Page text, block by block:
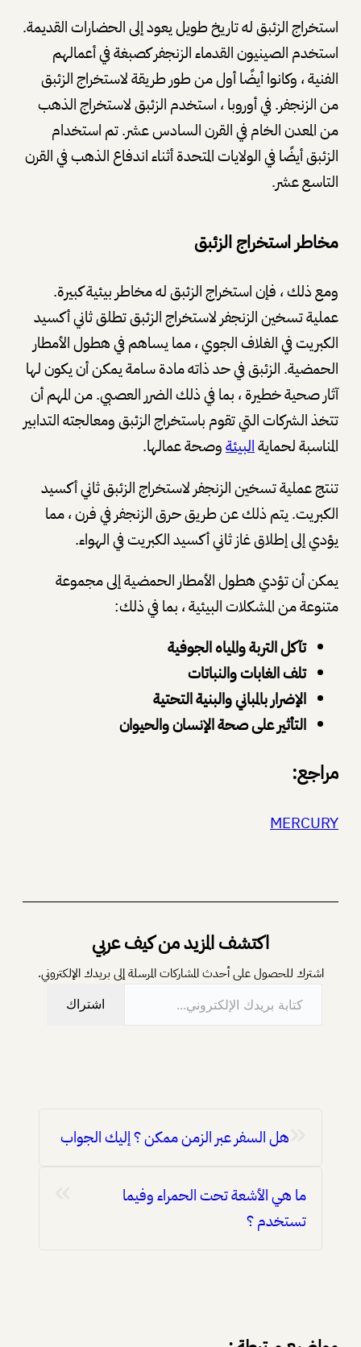
استخراج الزئبق له تاريخ طويل يعود إلى الحضارات القديمة.
استخدم الصينيون القدماء الزنجفر كصبغة في أعمالهم
الفنية ، وكانوا أيضًا أول من طور طريقة لاستخراج الزئبق
من الزنجفر. في أوروبا ، استخدم الزئبق لاستخراج الذهب
من المعدن الخام في القرن السادس عشر. تم استخدام
الزئبق أيضًا في الولايات المتحدة أثناء اندفاع الذهب في القرن
التاسع عشر.
مخاطر استخراج الزئبق
ومع ذلك ، فإن استخراج الزئبق له مخاطر بيئية كبيرة.
عملية تسخين الزنجفر لاستخراج الزئبق تطلق ثاني أكسيد
الكبريت في الغلاف الجوي ، مما يساهم في هطول الأمطار
الحمضية. الزئبق في حد ذاته مادة سامة يمكن أن يكون لها
آثار صحية خطيرة ، بما في ذلك الضرر العصبي. من المهم أن
تتخذ الشركات التي تقوم باستخراج الزئبق ومعالجته التدابير
المناسبة لحمايةالبيئةوصحة عمالها.
تنتج عملية تسخين الزنجفر لاستخراج الزئبق ثاني أكسيد
الكبريت. يتم ذلك عن طريق حرق الزنجفر في فرن ، مما
يؤدي إلى إطلاق غاز ثاني أكسيد الكبريت في الهواء.
يمكن أن تؤدي هطول الأمطار الحمضية إلى مجموعة
متنوعة من المشكلات البيئية ، بما في ذلك:
تآكل التربة والمياه الجوفية
تلف الغابات والنباتات
الإضرار بالمباني والبنية التحتية
التأثير على صحة الإنسان والحيوان
مراجع:
MERCURY
اكتشف المزيد من كيف عربي
اشترك للحصول على أحدث المشاركات المرسلة إلى بريدك الإلكتروني.
كتابة بريدك الإلكتروني…
اشتراك
هل السفر عبر الزمن ممكن ؟ إليك الجواب
ما هي الأشعة تحت الحمراء وفيما
تستخدم ؟